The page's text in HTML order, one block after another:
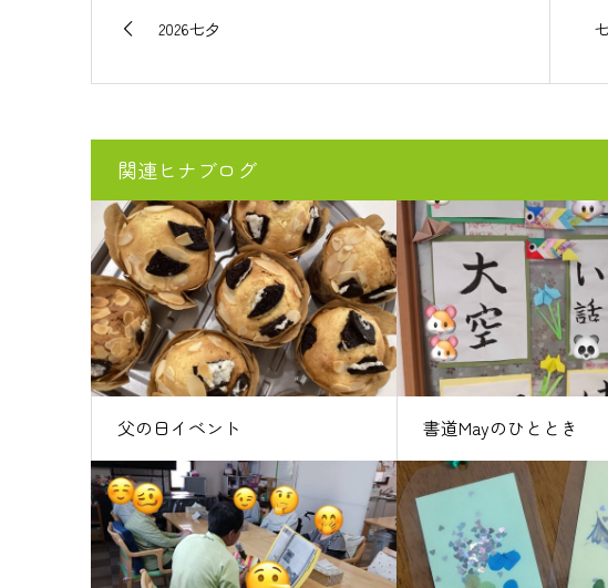
2026七夕
関連ヒナブログ
父の日イベント 書道Mayのひととき